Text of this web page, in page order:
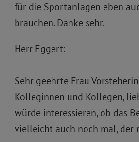
für die Sportanlagen eben
brauchen. Danke sehr.
Herr Eggert:
Sehr geehrte Frau
Kolleginnen und Kollegen,
würde interessieren, ob das
vielleicht auch noch mal, der